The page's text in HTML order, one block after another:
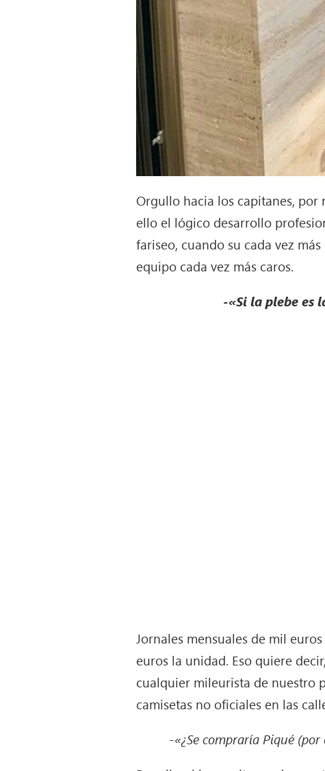
Orgullo hacia los capitanes, por
ello el lógico desarrollo
fariseo, cuando su cada vez
equipo cada vez más caros.
-«Si la plebe es
Jornales mensuales de mil
euros la unidad. Eso quiere
cualquier mileurista de nuestro
camisetas no oficiales en las
-«¿Se compraría Piqué